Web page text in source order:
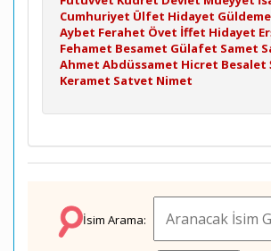
Cumhuriyet Ülfet Hidayet
Aybet Ferahet Övet İffet Hidayet
Fehamet Besamet Gülafet Samet
Ahmet Abdüssamet Hicret Besalet
Keramet Satvet Nimet
İsim Arama: